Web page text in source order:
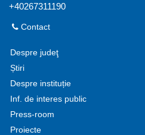
+40267311190
Contact
Despre judeţ
Știri
Despre instituție
Inf. de interes public
Press-room
Proiecte